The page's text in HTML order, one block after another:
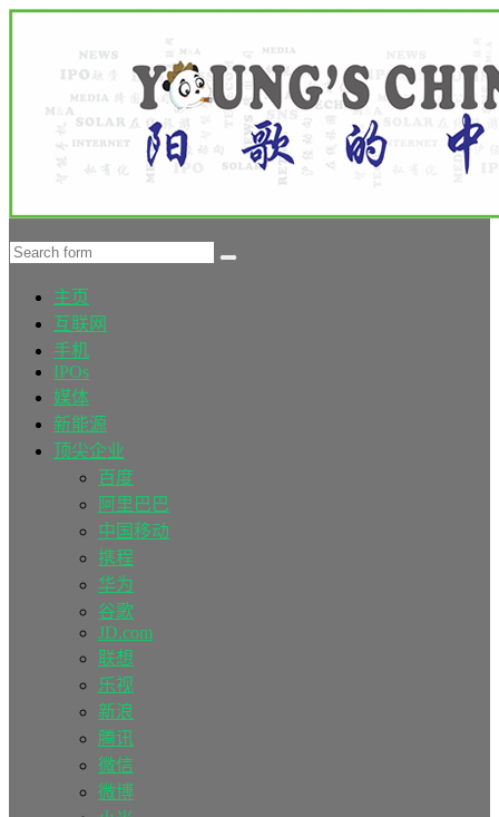
主页
互联网
手机
IPOs
媒体
新能源
顶尖企业
百度
阿里巴巴
中国移动
携程
华为
谷歌
JD.com
联想
乐视
新浪
腾讯
微信
微博